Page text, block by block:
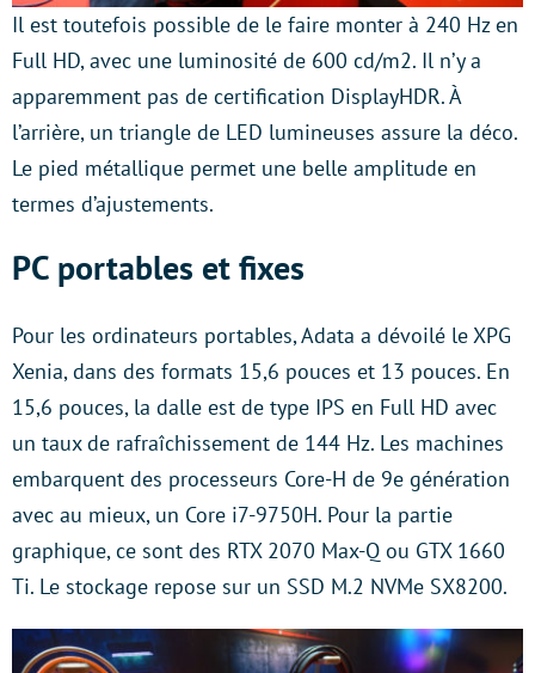
Il est toutefois possible de le faire monter à 240 Hz en
Full HD, avec une luminosité de 600 cd/m2. Il n’y a
apparemment pas de certification DisplayHDR. À
l’arrière, un triangle de LED lumineuses assure la déco.
Le pied métallique permet une belle amplitude en
termes d’ajustements.
PC portables et fixes
Pour les ordinateurs portables, Adata a dévoilé le XPG
Xenia, dans des formats 15,6 pouces et 13 pouces. En
15,6 pouces, la dalle est de type IPS en Full HD avec
un taux de rafraîchissement de 144 Hz. Les machines
embarquent des processeurs Core-H de 9e génération
avec au mieux, un Core i7-9750H. Pour la partie
graphique, ce sont des RTX 2070 Max-Q ou GTX 1660
Ti. Le stockage repose sur un SSD M.2 NVMe SX8200.